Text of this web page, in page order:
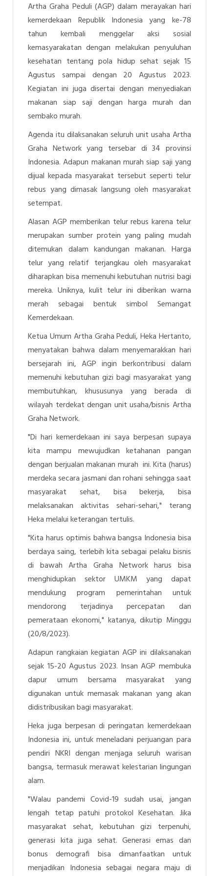
Artha Graha Peduli (AGP) dalam merayakan hari
kemerdekaan Republik Indonesia yang ke-78
tahun kembali menggelar aksi sosial
kemasyarakatan dengan melakukan penyuluhan
kesehatan tentang pola hidup sehat sejak 15
Agustus sampai dengan 20 Agustus 2023.
Kegiatan ini juga disertai dengan menyediakan
makanan siap saji dengan harga murah dan
sembako murah.
Agenda itu dilaksanakan seluruh unit usaha Artha
Graha Network yang tersebar di 34 provinsi
Indonesia. Adapun makanan murah siap saji yang
dijual kepada masyarakat tersebut seperti telur
rebus yang dimasak langsung oleh masyarakat
setempat.
Alasan AGP memberikan telur rebus karena telur
merupakan sumber protein yang paling mudah
ditemukan dalam kandungan makanan. Harga
telur yang relatif terjangkau oleh masyarakat
diharapkan bisa memenuhi kebutuhan nutrisi bagi
mereka. Uniknya, kulit telur ini diberikan warna
merah sebagai bentuk simbol Semangat
Kemerdekaan.
Ketua Umum Artha Graha Peduli, Heka Hertanto,
menyatakan bahwa dalam menyemarakkan hari
bersejarah ini, AGP ingin berkontribusi dalam
memenuhi kebutuhan gizi bagi masyarakat yang
membutuhkan, khususunya yang berada di
wilayah terdekat dengan unit usaha/bisnis Artha
Graha Network.
"Di hari kemerdekaan ini saya berpesan supaya
kita mampu mewujudkan ketahanan pangan
dengan berjualan makanan murah ini. Kita (harus)
merdeka secara jasmani dan rohani sehingga saat
masyarakat sehat, bisa bekerja, bisa
melaksanakan aktivitas sehari-sehari," terang
Heka melalui keterangan tertulis.
"Kita harus optimis bahwa bangsa Indonesia bisa
berdaya saing, terlebih kita sebagai pelaku bisnis
di bawah Artha Graha Network harus bisa
menghidupkan sektor UMKM yang dapat
mendukung program pemerintahan untuk
mendorong terjadinya percepatan dan
pemerataan ekonomi," katanya, dikutip Minggu
(20/8/2023).
Adapun rangkaian kegiatan AGP ini dilaksanakan
sejak 15-20 Agustus 2023. Insan AGP membuka
dapur umum bersama masyarakat yang
digunakan untuk memasak makanan yang akan
didistribusikan bagi masyarakat.
Heka juga berpesan di peringatan kemerdekaan
Indonesia ini, untuk meneladani perjuangan para
pendiri NKRI dengan menjaga seluruh warisan
bangsa, termasuk merawat kelestarian lingungan
alam.
"Walau pandemi Covid-19 sudah usai, jangan
lengah tetap patuhi protokol Kesehatan. Jika
masyarakat sehat, kebutuhan gizi terpenuhi,
generasi kita juga sehat. Generasi emas dan
bonus demografi bisa dimanfaatkan untuk
menjadikan Indonesia sebagai negara maju di